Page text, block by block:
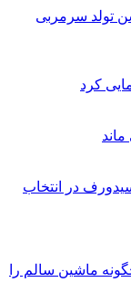
تولد سرمربی
در انتخاب
ماشین سالم را